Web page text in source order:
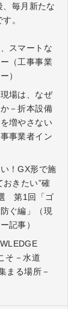
毎月新たな
。
スマートな
（工事事業
）
場は、なぜ
－折本設備
増やさない
事業者イン
！GX形で施
おきたい”確
第1回「ゴ
ぐ編」（現
記事）
そ－水道
まる場所－